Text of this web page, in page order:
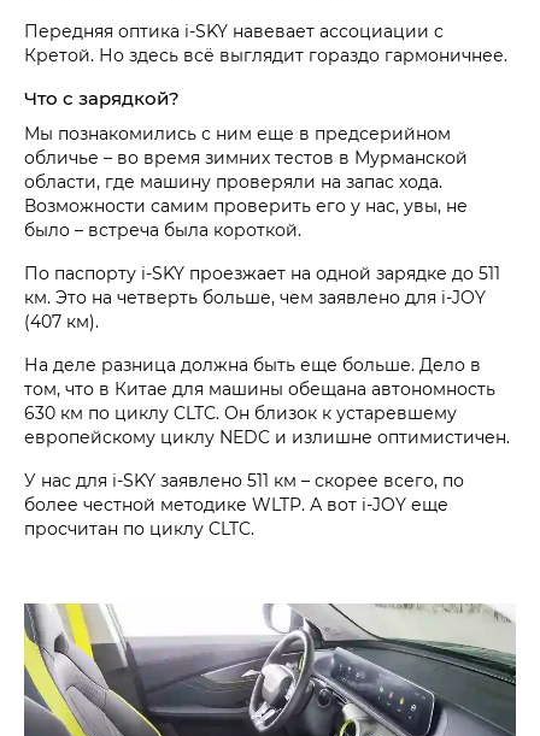
Передняя оптика i‑SKY навевает ассоциации с
Кретой. Но здесь всё выглядит гораздо гармоничнее.
Что с зарядкой?
Мы познакомились с ним еще в предсерийном
обличье – во время зимних тестов в Мурманской
области, где машину проверяли на запас хода.
Возможности самим проверить его у нас, увы, не
было – встреча была короткой.
По паспорту i‑SKY проезжает на одной зарядке до 511
км. Это на четверть больше, чем заявлено для i‑JOY
(407 км).
На деле разница должна быть еще больше. Дело в
том, что в Китае для машины обещана автономность
630 км по циклу CLTC. Он близок к устаревшему
европейскому циклу NEDC и излишне оптимистичен.
У нас для i‑SKY заявлено 511 км – скорее всего, по
более честной методике WLTP. А вот i‑JOY еще
просчитан по циклу CLTC.